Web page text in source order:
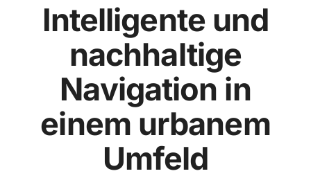
Intelligente und
nachhaltige
Navigation in
einem urbanem
Umfeld